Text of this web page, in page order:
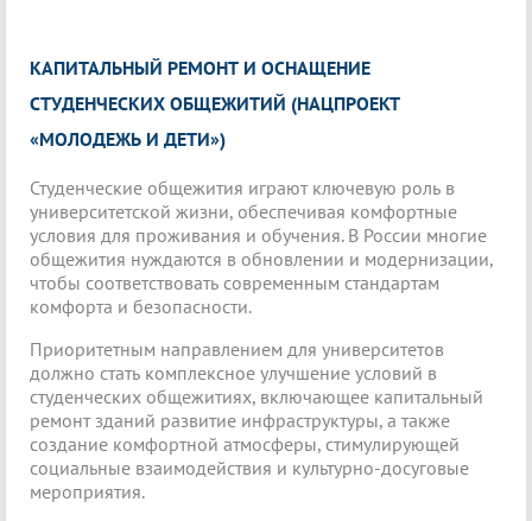
КАПИТАЛЬНЫЙ РЕМОНТ И ОСНАЩЕНИЕ
СТУДЕНЧЕСКИХ ОБЩЕЖИТИЙ (НАЦПРОЕКТ
«МОЛОДЕЖЬ И ДЕТИ»)
Студенческие общежития играют ключевую роль в
университетской жизни, обеспечивая комфортные
условия для проживания и обучения. В России многие
общежития нуждаются в обновлении и модернизации,
чтобы соответствовать современным стандартам
комфорта и безопасности.
Приоритетным направлением для университетов
должно стать комплексное улучшение условий в
студенческих общежитиях, включающее капитальный
ремонт зданий развитие инфраструктуры, а также
создание комфортной атмосферы, стимулирующей
социальные взаимодействия и культурно-досуговые
мероприятия.